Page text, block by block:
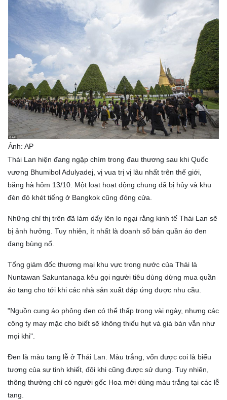
Ảnh: AP
Thái Lan hiện đang ngập chìm trong đau thương sau khi Quốc
vương Bhumibol Adulyadej, vị vua trị vị lâu nhất trên thế giới,
băng hà hôm 13/10. Một loạt hoạt động chung đã bị hủy và khu
đèn đỏ khét tiếng ở Bangkok cũng đóng cửa.
Những chỉ thị trên đã làm dấy lên lo ngại rằng kinh tế Thái Lan sẽ
bị ảnh hưởng. Tuy nhiên, ít nhất là doanh số bán quần áo đen
đang bùng nổ.
Tổng giám đốc thương mại khu vực trong nước của Thái là
Nuntawan Sakuntanaga kêu gọi người tiêu dùng dừng mua quần
áo tang cho tới khi các nhà sản xuất đáp ứng được nhu cầu.
"Nguồn cung áo phông đen có thể thấp trong vài ngày, nhưng các
công ty may mặc cho biết sẽ không thiếu hụt và giá bán vẫn như
mọi khi".
Đen là màu tang lễ ở Thái Lan. Màu trắng, vốn được coi là biểu
tượng của sự tinh khiết, đôi khi cũng được sử dụng. Tuy nhiên,
thông thường chỉ có người gốc Hoa mới dùng màu trắng tại các lễ
tang.